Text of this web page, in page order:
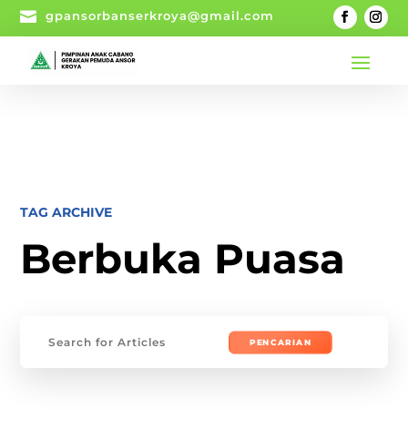
 gpansorbanserkroya@gmail.com
TAG ARCHIVE
Berbuka Puasa